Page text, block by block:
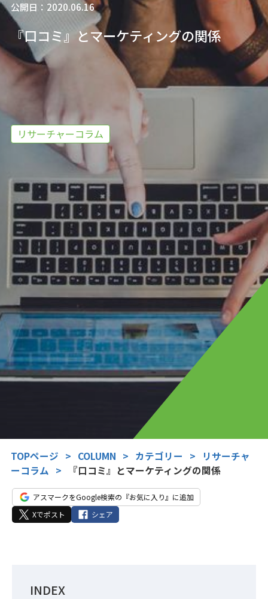
公開日：2020.06.16
『口コミ』とマーケティングの関係
リサーチャーコラム
TOPページ > COLUMN > カテゴリー >
リサーチャ
ーコラム > 『口コミ』とマーケティングの関係
アスマークをGoogle検索の『お気に入り』に追加
Xでポスト
シェア
INDEX